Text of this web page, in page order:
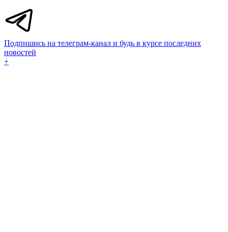
Подпишись на телеграм-канал и будь в курсе последних
новостей
+